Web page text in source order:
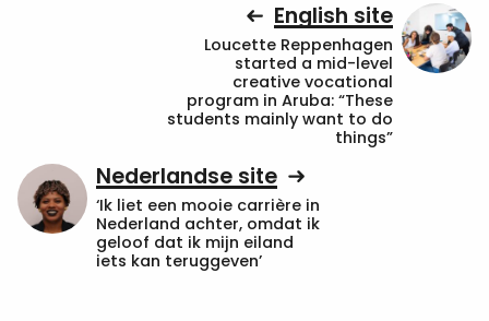
English site
Loucette Reppenhagen
started a mid-level
creative vocational
program in Aruba: “These
students mainly want to do
things”
Nederlandse site
‘Ik liet een mooie carrière in
Nederland achter, omdat ik
geloof dat ik mijn eiland
iets kan teruggeven’